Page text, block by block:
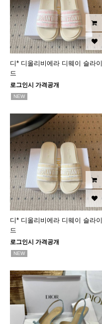
디* 디올리비에라 디웨이 슬라이
드
로그인시 가격공개
NEW
디* 디올리비에라 디웨이 슬라이
드
로그인시 가격공개
NEW